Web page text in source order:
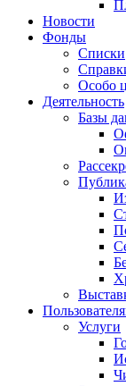
Новости
Фонды
Списки
Особо
Деятельность
Базы
Услуги